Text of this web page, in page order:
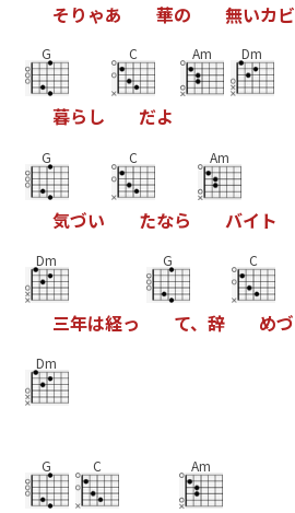
そ り ゃあ 華の 無いカビ
G
暮ら し
C
だよ
Am Dm
G
気づい
C
たなら
Am
バイ ト
Dm
三年は経っ
G
て、 辞
C
めづ
Dm
G C Am